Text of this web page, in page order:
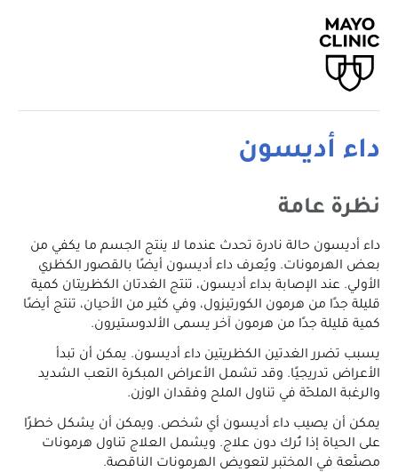
داء أديسون
نظرة عامة
داء أديسون حالة نادرة تحدث عندما لا ينتج الجسم ما يكفي من
بعض الهرمونات. ويُعرف داء أديسون أيضًا بالقصور الكظري
الأولي. عند الإصابة بداء أديسون، تنتج الغدتان الكظريتان كمية
قليلة جدًا من هرمون الكورتيزول، وفي كثير من الأحيان، تنتج أيضًا
كمية قليلة جدًا من هرمون آخر يسمى الألدوستيرون.
يسبب تضرر الغدتين الكظريتين داء أديسون. يمكن أن تبدأ
الأعراض تدريجيًا. وقد تشمل الأعراض المبكرة التعب الشديد
والرغبة الملحّة في تناول الملح وفقدان الوزن.
يمكن أن يصيب داء أديسون أي شخص. ويمكن أن يشكل خطرًا
على الحياة إذا تُرك دون علاج. ويشمل العلاج تناول هرمونات
مصنَّعة في المختبر لتعويض الهرمونات الناقصة.